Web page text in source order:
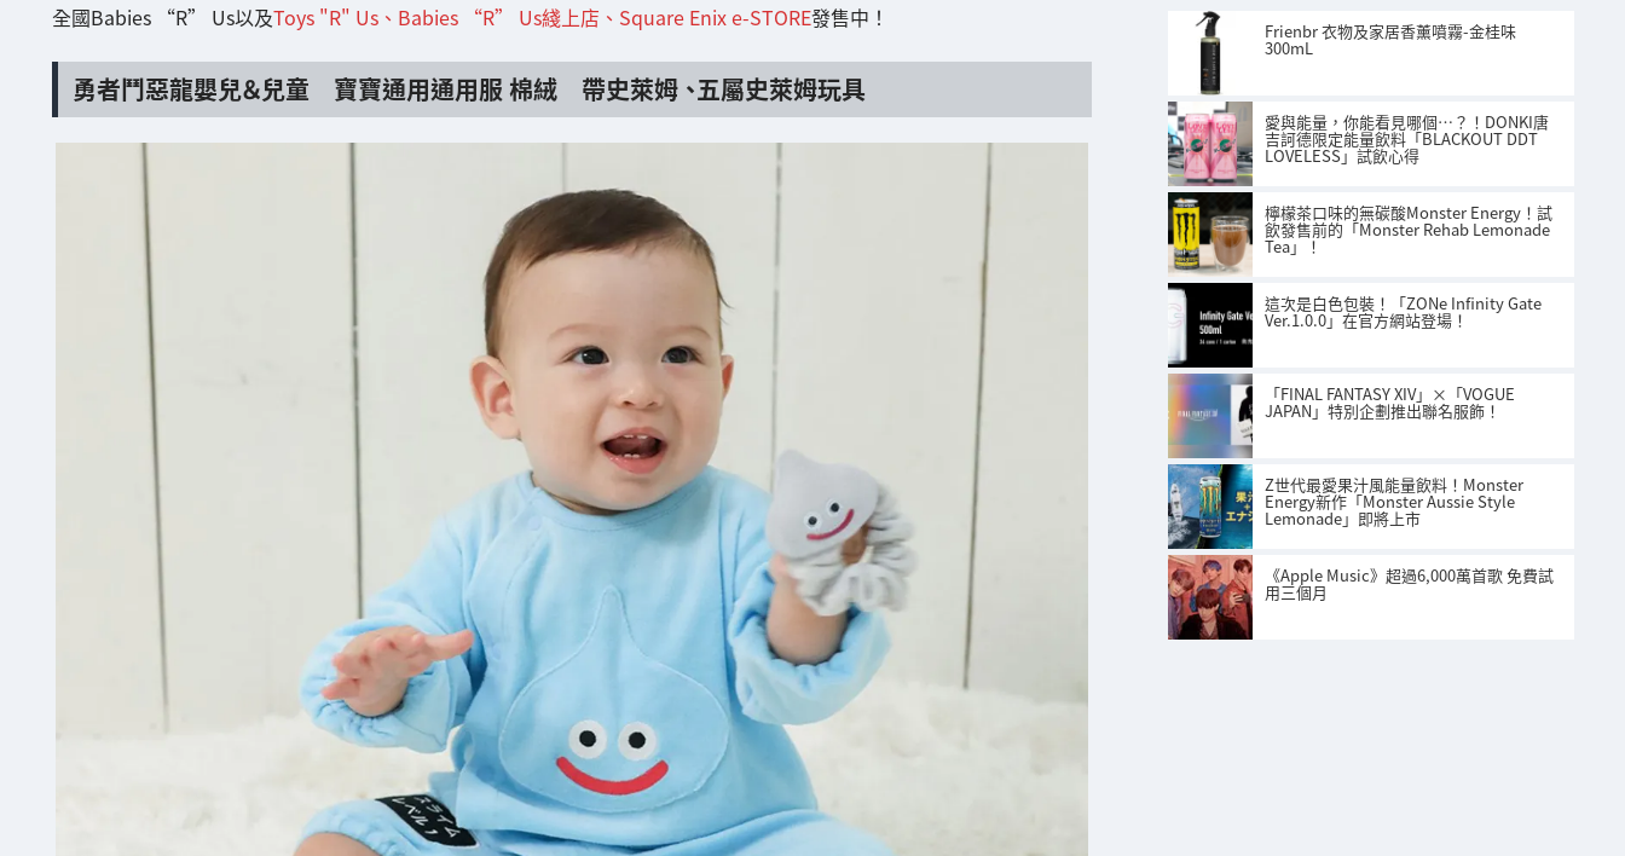
全國Babies “R” Us以及Toys "R" Us、Babies “R” Us綫上店、 Square Enix e-STORE發售中！
勇者鬥惡龍嬰兒＆兒童 寶寶通用通用服 棉絨 帶史萊姆 、五屬史萊姆玩具
Frienbr 衣物及家居香薰噴霧-金桂味
300mL
愛與能量，你能看見哪個…？！DONKI唐
吉訶德限定能量飲料「BLACKOUT DDT
LOVELESS」試飲心得
檸檬茶口味的無碳酸Monster Energy！試
飲發售前的「Monster Rehab Lemonade
Tea」！
這次是白色包裝！「ZONe Infinity Gate
Ver.1.0.0」在官方網站登場！
「FINAL FANTASY XIV」×「VOGUE
JAPAN」特別企劃推出聯名服飾！
Z世代最愛果汁風能量飲料！Monster
Energy新作「Monster Aussie Style
Lemonade」即將上市
《Apple Music》超過6,000萬首歌 免費試
用三個月